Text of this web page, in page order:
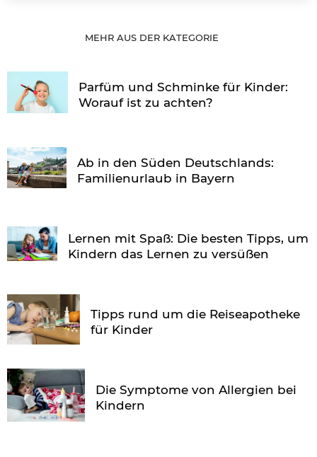
MEHR AUS DER KATEGORIE
Parfüm und Schminke für Kinder:
Worauf ist zu achten?
Ab in den Süden Deutschlands:
Familienurlaub in Bayern
Lernen mit Spaß: Die besten Tipps, um
Kindern das Lernen zu versüßen
Tipps rund um die Reiseapotheke
für Kinder
Die Symptome von Allergien bei
Kindern